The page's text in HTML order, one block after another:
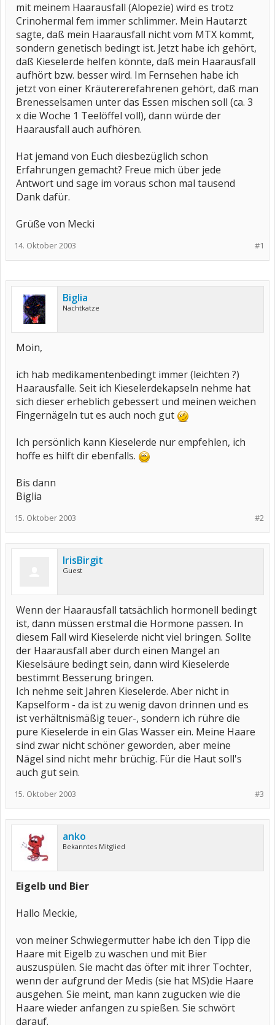
mit meinem Haarausfall (Alopezie) wird es trotz
Crinohermal fem immer schlimmer. Mein Hautarzt
sagte, daß mein Haarausfall nicht vom MTX kommt,
sondern genetisch bedingt ist. Jetzt habe ich gehört,
daß Kieselerde helfen könnte, daß mein Haarausfall
aufhört bzw. besser wird. Im Fernsehen habe ich
jetzt von einer Kräutererefahrenen gehört, daß man
Brenesselsamen unter das Essen mischen soll (ca. 3
x die Woche 1 Teelöffel voll), dann würde der
Haarausfall auch aufhören.
Hat jemand von Euch diesbezüglich schon
Erfahrungen gemacht? Freue mich über jede
Antwort und sage im voraus schon mal tausend
Dank dafür.
Grüße von Mecki
#1
14. Oktober 2003
Biglia
Nachtkatze
Moin,
ich hab medikamentenbedingt immer (leichten ?)
Haarausfalle. Seit ich Kieselerdekapseln nehme hat
sich dieser erheblich gebessert und meinen weichen
Fingernägeln tut es auch noch gut
Ich persönlich kann Kieselerde nur empfehlen, ich
hoffe es hilft dir ebenfalls.
Bis dann
Biglia
#2
15. Oktober 2003
IrisBirgit
Guest
Wenn der Haarausfall tatsächlich hormonell bedingt
ist, dann müssen erstmal die Hormone passen. In
diesem Fall wird Kieselerde nicht viel bringen. Sollte
der Haarausfall aber durch einen Mangel an
Kieselsäure bedingt sein, dann wird Kieselerde
bestimmt Besserung bringen.
Ich nehme seit Jahren Kieselerde. Aber nicht in
Kapselform - da ist zu wenig davon drinnen und es
ist verhältnismäßig teuer-, sondern ich rühre die
pure Kieselerde in ein Glas Wasser ein. Meine Haare
sind zwar nicht schöner geworden, aber meine
Nägel sind nicht mehr brüchig. Für die Haut soll's
auch gut sein.
#3
15. Oktober 2003
anko
Bekanntes Mitglied
Eigelb und Bier
Hallo Meckie,
von meiner Schwiegermutter habe ich den Tipp die
Haare mit Eigelb zu waschen und mit Bier
auszuspülen. Sie macht das öfter mit ihrer Tochter,
wenn der aufgrund der Medis (sie hat MS)die Haare
ausgehen. Sie meint, man kann zugucken wie die
Haare wieder anfangen zu spießen. Sie schwört
darauf.